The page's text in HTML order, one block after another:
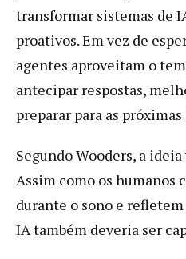
transformar sistemas de
proativos. Em vez de
agentes aproveitam o
antecipar respostas,
preparar para as
Segundo Wooders, a
Assim como os humanos
durante o sono e
IA também deveria ser